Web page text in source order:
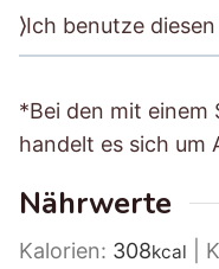
⟩Ich benutze diesen
*Bei den mit einem
handelt es sich um
Nährwerte
Kalorien: 308kcal